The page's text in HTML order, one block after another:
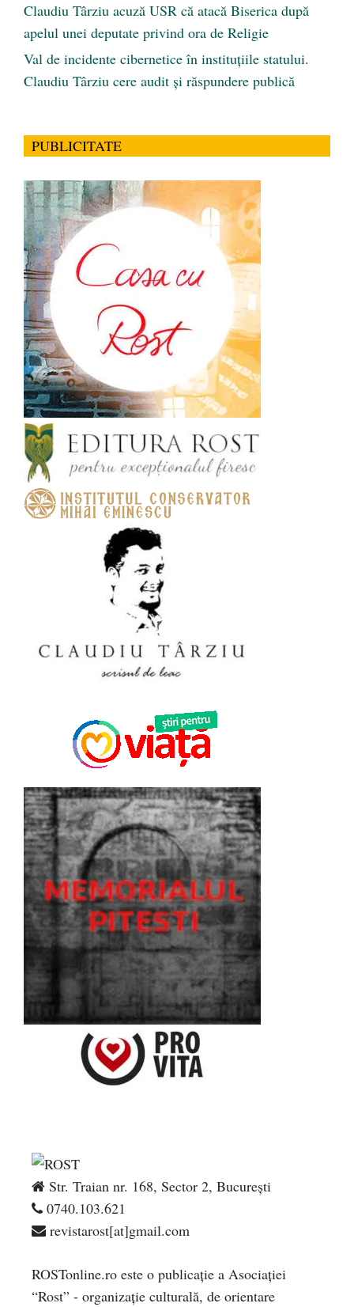
Claudiu Târziu acuză USR că atacă Biserica după
apelul unei deputate privind ora de Religie
Val de incidente cibernetice în instituțiile statului.
Claudiu Târziu cere audit și răspundere publică
PUBLICITATE
Str. Traian nr. 168, Sector 2, București
0740.103.621
revistarost[at]gmail.com
ROSTonline.ro este o publicaţie a Asociaţiei
“Rost” - organizaţie culturală, de orientare